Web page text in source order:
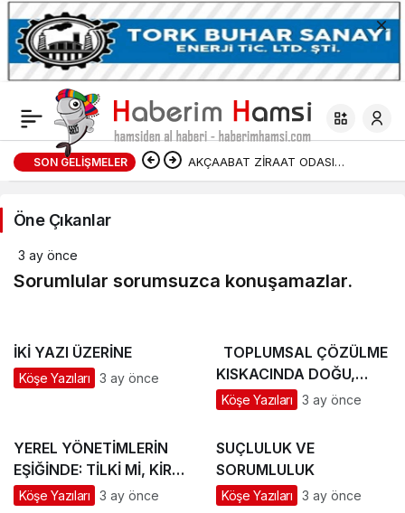
Köşe
Yazıları
Haberleri
SON GELIŞMELER AKÇAABAT ZİRAAT ODASI
Öne Çıkanlar
3 ay önce
Sorumlular sorumsuzca konuşamazlar.
İKİ YAZI ÜZERİNE
Köşe Yazıları 3 ay önce
TOPLUMSAL ÇÖZÜLME
KISKACINDA DOĞU,
BATI VE TÜRKİYE
Köşe Yazıları 3 ay önce
YEREL YÖNETİMLERİN
EŞİĞİNDE: TİLKİ Mİ, KİRPİ
Mİ?
Köşe Yazıları 3 ay önce
SUÇLULUK VE
SORUMLULUK
Köşe Yazıları 3 ay önce